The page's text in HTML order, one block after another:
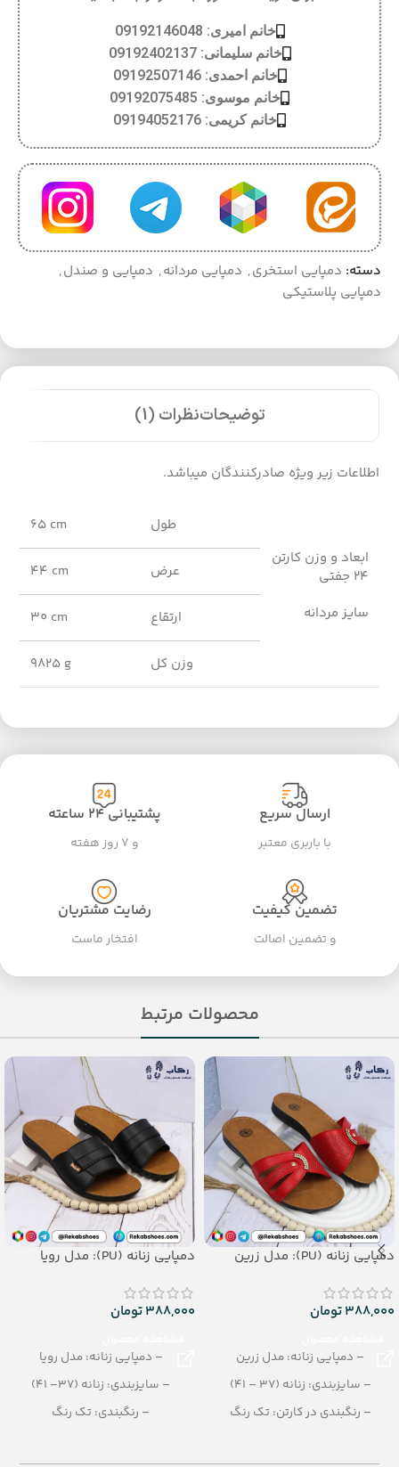
خانم امیری: 09192146048
خانم سلیمانی: 09192402137
خانم احمدی: 09192507146
خانم موسوی: 09192075485
خانم کریمی: 09194052176
دسته: دمپایی استخری, دمپایی مردانه, دمپایی و صندل,
دمپایی پلاستیکی
توضیحاتنظرات (1)
اطلاعات زیر ویژه صادرکنندگان میباشد.
ابعاد و وزن کارتن
24 جفتی
سایز مردانه
طول 65 cm
عرض 44 cm
ارتقاع 30 cm
وزن کل 9825 g
ارسال سریع
با باربری معتبر
پشتیبانی ۲۴ ساعته
و ۷ روز هفته
تضمین کیفیت
و تضمین اصالت
رضایت مشتریان
افتخار ماست
محصولات مرتبط
دمپایی زنانه (PU): مدل زرین
388,000تومان
– دمپایی زنانه: مدل زرین
– سایزبندی: زنانه (37 – 41)
– رنگبندی در کارتن: تک رنگ
سورمه ای-زرد-قرمز-کرمی)
دمپایی زنانه (PU): مدل رویا
388,000تومان
– دمپایی زنانه: مدل رویا
– سایزبندی: زنانه (37– 41)
– رنگبندی: تک رنگ
کالباسی)